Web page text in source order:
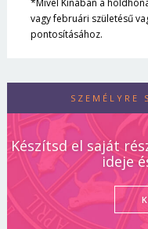
vagy februári születésű
pontosításához.
SZEMÉLYRE
Készítsd el saját
ideje